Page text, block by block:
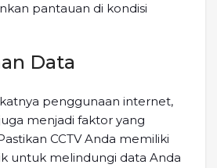
pantauan di kondisi
Data
penggunaan internet,
menjadi faktor yang
CCTV Anda memiliki
untuk melindungi data Anda